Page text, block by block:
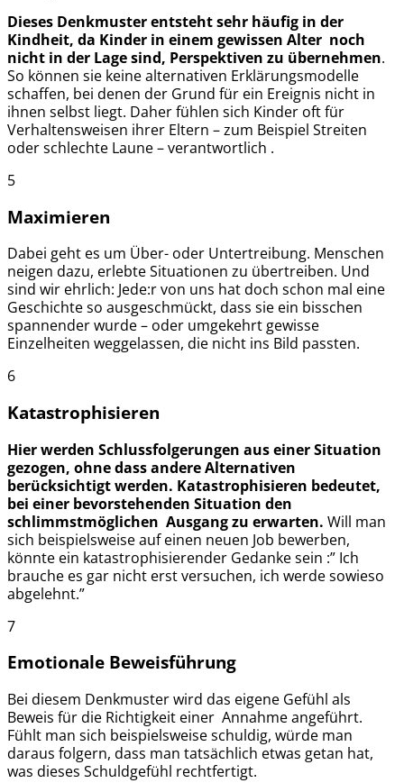
Dieses Denkmuster entsteht sehr häufig in der
Kindheit, da Kinder in einem gewissen Alter noch
nicht in der Lage sind, Perspektiven zu übernehmen.
So können sie keine alternativen Erklärungsmodelle
schaffen, bei denen der Grund für ein Ereignis nicht in
ihnen selbst liegt. Daher fühlen sich Kinder oft für
Verhaltensweisen ihrer Eltern – zum Beispiel Streiten
oder schlechte Laune – verantwortlich .
5
Maximieren
Dabei geht es um Über- oder Untertreibung. Menschen
neigen dazu, erlebte Situationen zu übertreiben. Und
sind wir ehrlich: Jede:r von uns hat doch schon mal eine
Geschichte so ausgeschmückt, dass sie ein bisschen
spannender wurde – oder umgekehrt gewisse
Einzelheiten weggelassen, die nicht ins Bild passten.
6
Katastrophisieren
Hier werden Schlussfolgerungen aus einer Situation
gezogen, ohne dass andere Alternativen
berücksichtigt werden. Katastrophisieren bedeutet,
bei einer bevorstehenden Situation den
schlimmstmöglichen Ausgang zu erwarten. Will man
sich beispielsweise auf einen neuen Job bewerben,
könnte ein katastrophisierender Gedanke sein :” Ich
brauche es gar nicht erst versuchen, ich werde sowieso
abgelehnt.”
7
Emotionale Beweisführung
Bei diesem Denkmuster wird das eigene Gefühl als
Beweis für die Richtigkeit einer Annahme angeführt.
Fühlt man sich beispielsweise schuldig, würde man
daraus folgern, dass man tatsächlich etwas getan hat,
was dieses Schuldgefühl rechtfertigt.